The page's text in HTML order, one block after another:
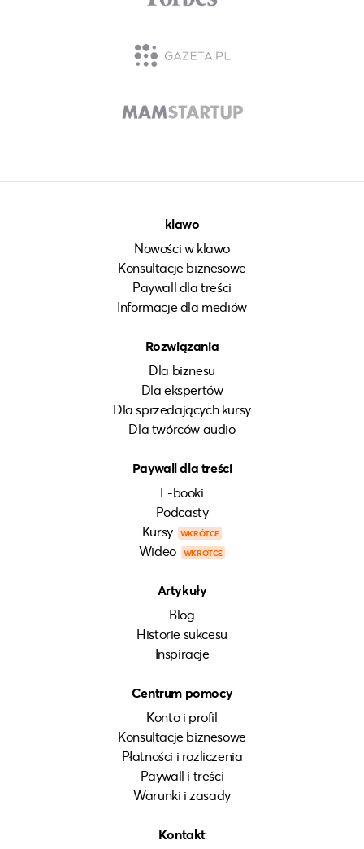
klawo
Nowości w klawo
Konsultacje biznesowe
Paywall dla treści
Informacje dla mediów
Rozwiązania
Dla biznesu
Dla ekspertów
Dla sprzedających kursy
Dla twórców audio
Paywall dla treści
E-booki
Podcasty
Kursy
WKRÓTCE
Wideo WKRÓTCE
Artykuły
Blog
Historie sukcesu
Inspiracje
Centrum pomocy
Konto i profil
Konsultacje biznesowe
Płatności i rozliczenia
Paywall i treści
Warunki i zasady
Kontakt